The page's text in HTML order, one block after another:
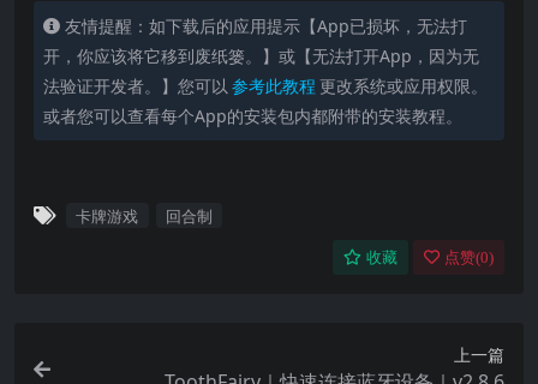
友情提醒：如下载后的应用提示【App已损坏，无法打
开，你应该将它移到废纸篓。】或【无法打开App，因为无
法验证开发者。】您可以 参考此教程 更改系统或应用权限。
或者您可以查看每个App的安装包内都附带的安装教程。
卡牌游戏 回合制
收藏 点赞(0)
上一篇